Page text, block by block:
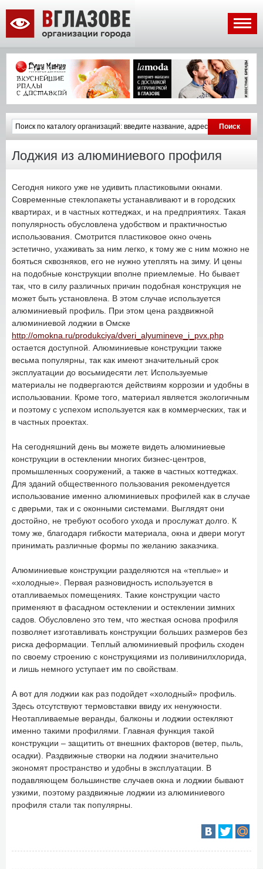
Лоджия из алюминиевого профиля
Сегодня никого уже не удивить пластиковыми окнами.
Современные стеклопакеты устанавливают и в городских
квартирах, и в частных коттеджах, и на предприятиях. Такая
популярность обусловлена удобством и практичностью
использования. Смотрится пластиковое окно очень
эстетично, ухаживать за ним легко, к тому же с ним можно не
бояться сквозняков, его не нужно утеплять на зиму. И цены
на подобные конструкции вполне приемлемые. Но бывает
так, что в силу различных причин подобная конструкция не
может быть установлена. В этом случае используется
алюминиевый профиль. При этом цена раздвижной
алюминиевой лоджии в Омске
http://omokna.ru/produkciya/dveri_alyumineve_i_pvx.php
остается доступной. Алюминиевые конструкции также
весьма популярны, так как имеют значительный срок
эксплуатации до восьмидесяти лет. Используемые
материалы не подвергаются действиям коррозии и удобны в
использовании. Кроме того, материал является экологичным
и поэтому с успехом используется как в коммерческих, так и
в частных проектах.
На сегодняшний день вы можете видеть алюминиевые
конструкции в остеклении многих бизнес-центров,
промышленных сооружений, а также в частных коттеджах.
Для зданий общественного пользования рекомендуется
использование именно алюминиевых профилей как в случае
с дверьми, так и с оконными системами. Выглядят они
достойно, не требуют особого ухода и прослужат долго. К
тому же, благодаря гибкости материала, окна и двери могут
принимать различные формы по желанию заказчика.
Алюминиевые конструкции разделяются на «теплые» и
«холодные». Первая разновидность используется в
отапливаемых помещениях. Такие конструкции часто
применяют в фасадном остеклении и остеклении зимних
садов. Обусловлено это тем, что жесткая основа профиля
позволяет изготавливать конструкции больших размеров без
риска деформации. Теплый алюминиевый профиль сходен
по своему строению с конструкциями из поливинилхлорида,
и лишь немного уступает им по свойствам.
А вот для лоджии как раз подойдет «холодный» профиль.
Здесь отсутствуют термовставки ввиду их ненужности.
Неотапливаемые веранды, балконы и лоджии остекляют
именно такими профилями. Главная функция такой
конструкции – защитить от внешних факторов (ветер, пыль,
осадки). Раздвижные створки на лоджии значительно
экономят пространство и удобны в эксплуатации. В
подавляющем большинстве случаев окна и лоджии бывают
узкими, поэтому раздвижные лоджии из алюминиевого
профиля стали так популярны.